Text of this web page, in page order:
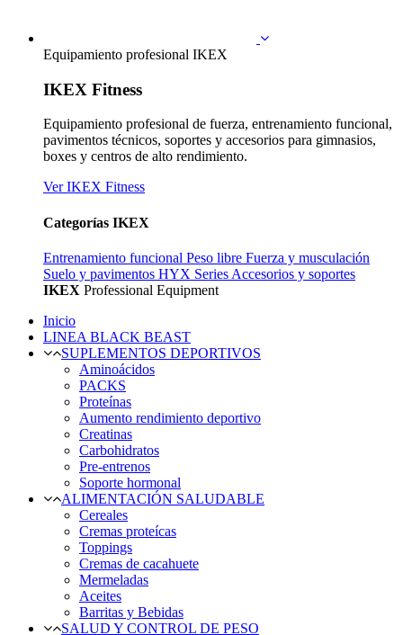
Equipamiento profesional IKEX
IKEX Fitness
Equipamiento profesional de fuerza, entrenamiento funcional,
pavimentos técnicos, soportes y accesorios para gimnasios,
boxes y centros de alto rendimiento.
Ver IKEX Fitness
Categorías IKEX
Entrenamiento funcional Peso libre Fuerza y musculación
Suelo y pavimentos HYX Series Accesorios y soportes
IKEX Professional Equipment
Inicio
LINEA BLACK BEAST
SUPLEMENTOS DEPORTIVOS
Aminoácidos
PACKS
Proteínas
Aumento rendimiento deportivo
Creatinas
Carbohidratos
Pre-entrenos
Soporte hormonal
ALIMENTACIÓN SALUDABLE
Cereales
Cremas proteícas
Toppings
Cremas de cacahuete
Mermeladas
Aceites
Barritas y Bebidas
SALUD Y CONTROL DE PESO